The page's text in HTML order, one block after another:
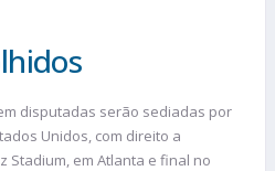
disputadas serão sediadas por
Unidos, com direito a
Stadium, em Atlanta e final no